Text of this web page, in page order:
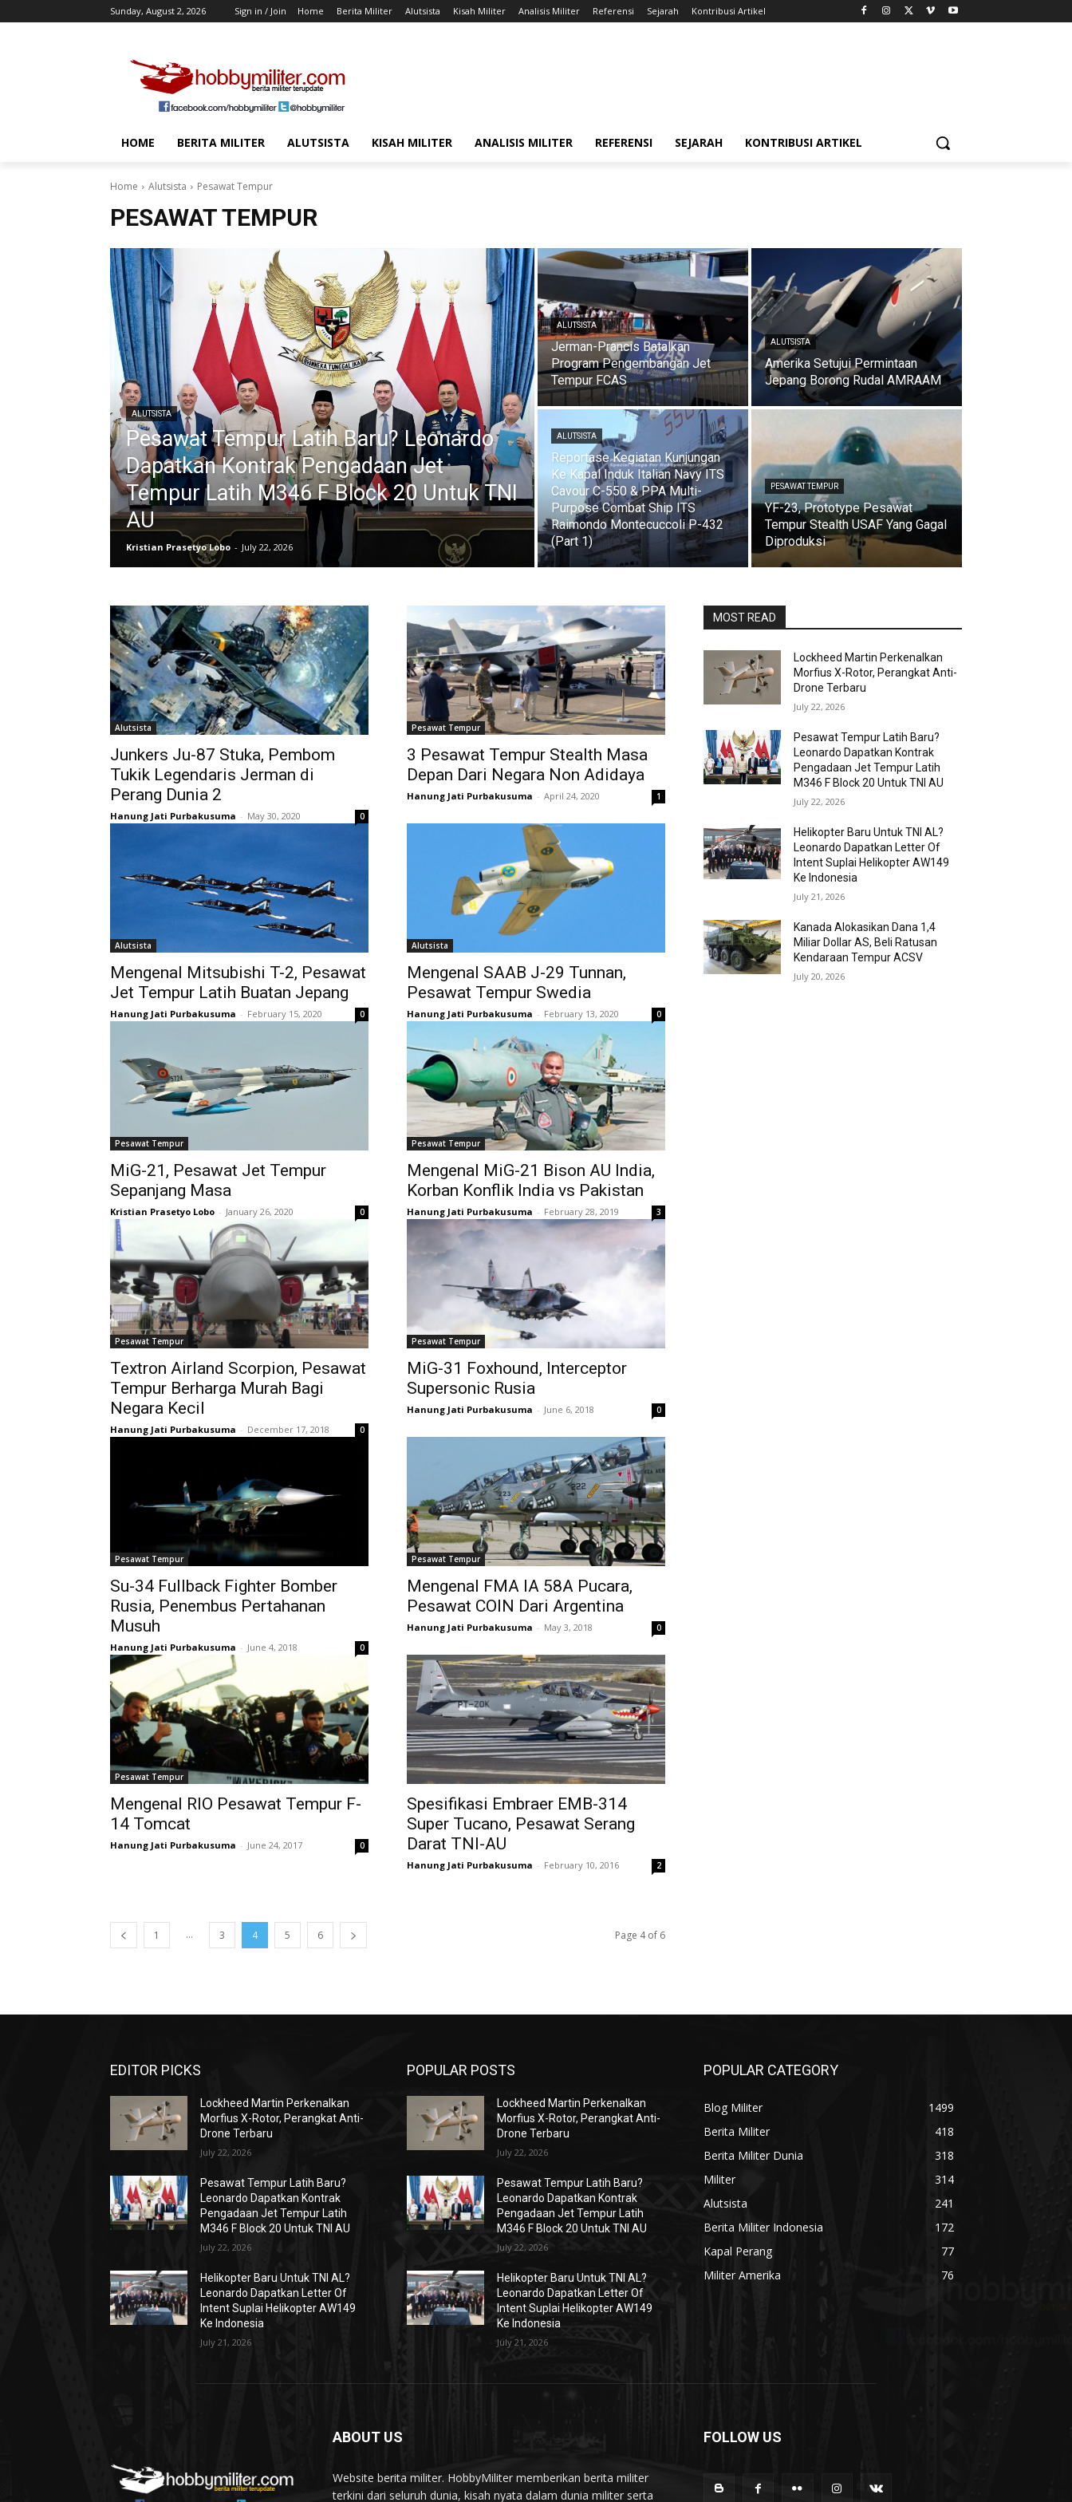
Sunday, August 2, 2026 Sign in / Join Home Berita Militer Alutsista Kisah Militer Analisis Militer Referensi Sejarah Kontribusi Artikel
HOME BERITA MILITER ALUTSISTA KISAH MILITER ANALISIS MILITER REFERENSI SEJARAH KONTRIBUSI ARTIKEL
Home Alutsista Pesawat Tempur
PESAWAT TEMPUR
ALUTSISTA
Pesawat Tempur Latih Baru? Leonardo
Dapatkan Kontrak Pengadaan Jet
Tempur Latih M346 F Block 20 Untuk TNI
AU
Kristian Prasetyo Lobo - July 22, 2026
ALUTSISTA
Jerman-Prancis Batalkan
Program Pengembangan Jet
Tempur FCAS
ALUTSISTA
Amerika Setujui Permintaan
Jepang Borong Rudal AMRAAM
ALUTSISTA
Reportase Kegiatan Kunjungan
Ke Kapal Induk Italian Navy ITS
Cavour C-550 & PPA Multi-
Purpose Combat Ship ITS
Raimondo Montecuccoli P-432
(Part 1)
PESAWAT TEMPUR
YF-23, Prototype Pesawat
Tempur Stealth USAF Yang Gagal
Diproduksi
Alutsista
Junkers Ju-87 Stuka, Pembom
Tukik Legendaris Jerman di
Perang Dunia 2
Hanung Jati Purbakusuma - May 30, 2020 0
Pesawat Tempur
3 Pesawat Tempur Stealth Masa
Depan Dari Negara Non Adidaya
Hanung Jati Purbakusuma - April 24, 2020 1
Alutsista
Mengenal Mitsubishi T-2, Pesawat
Jet Tempur Latih Buatan Jepang
Hanung Jati Purbakusuma - February 15, 2020 0
Alutsista
Mengenal SAAB J-29 Tunnan,
Pesawat Tempur Swedia
Hanung Jati Purbakusuma - February 13, 2020 0
Pesawat Tempur
MiG-21, Pesawat Jet Tempur
Sepanjang Masa
Kristian Prasetyo Lobo - January 26, 2020 0
Pesawat Tempur
Mengenal MiG-21 Bison AU India,
Korban Konflik India vs Pakistan
Hanung Jati Purbakusuma - February 28, 2019 3
Pesawat Tempur
Textron Airland Scorpion, Pesawat
Tempur Berharga Murah Bagi
Negara Kecil
Hanung Jati Purbakusuma - December 17, 2018 0
Pesawat Tempur
MiG-31 Foxhound, Interceptor
Supersonic Rusia
Hanung Jati Purbakusuma - June 6, 2018 0
Pesawat Tempur
Su-34 Fullback Fighter Bomber
Rusia, Penembus Pertahanan
Musuh
Hanung Jati Purbakusuma - June 4, 2018 0
Pesawat Tempur
Mengenal FMA IA 58A Pucara,
Pesawat COIN Dari Argentina
Hanung Jati Purbakusuma - May 3, 2018 0
Pesawat Tempur
Mengenal RIO Pesawat Tempur F-
14 Tomcat
Hanung Jati Purbakusuma - June 24, 2017 0
Spesifikasi Embraer EMB-314
Super Tucano, Pesawat Serang
Darat TNI-AU
Hanung Jati Purbakusuma - February 10, 2016 2
1 ... 3 4 5 6 Page 4 of 6
MOST READ
Lockheed Martin Perkenalkan
Morfius X-Rotor, Perangkat Anti-
Drone Terbaru
July 22, 2026
Pesawat Tempur Latih Baru?
Leonardo Dapatkan Kontrak
Pengadaan Jet Tempur Latih
M346 F Block 20 Untuk TNI AU
July 22, 2026
Helikopter Baru Untuk TNI AL?
Leonardo Dapatkan Letter Of
Intent Suplai Helikopter AW149
Ke Indonesia
July 21, 2026
Kanada Alokasikan Dana 1,4
Miliar Dollar AS, Beli Ratusan
Kendaraan Tempur ACSV
July 20, 2026
EDITOR PICKS
Lockheed Martin Perkenalkan
Morfius X-Rotor, Perangkat Anti-
Drone Terbaru
July 22, 2026
Pesawat Tempur Latih Baru?
Leonardo Dapatkan Kontrak
Pengadaan Jet Tempur Latih
M346 F Block 20 Untuk TNI AU
July 22, 2026
Helikopter Baru Untuk TNI AL?
Leonardo Dapatkan Letter Of
Intent Suplai Helikopter AW149
Ke Indonesia
July 21, 2026
POPULAR POSTS
Lockheed Martin Perkenalkan
Morfius X-Rotor, Perangkat Anti-
Drone Terbaru
July 22, 2026
Pesawat Tempur Latih Baru?
Leonardo Dapatkan Kontrak
Pengadaan Jet Tempur Latih
M346 F Block 20 Untuk TNI AU
July 22, 2026
Helikopter Baru Untuk TNI AL?
Leonardo Dapatkan Letter Of
Intent Suplai Helikopter AW149
Ke Indonesia
July 21, 2026
POPULAR CATEGORY
Blog Militer
1499
Berita Militer
418
Berita Militer Dunia
318
Militer
314
Alutsista
241
Berita Militer Indonesia
172
Kapal Perang
77
Militer Amerika
76
ABOUT US
Website berita militer. HobbyMiliter memberikan berita militer
terkini dari seluruh dunia, kisah nyata dalam dunia militer serta
FOLLOW US